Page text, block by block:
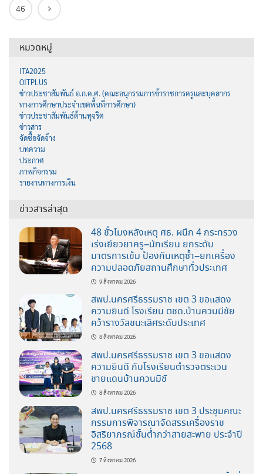
46
หมวดหมู่
ITA2025
OITPLUS
ข่าวประชาสัมพันธ์ อ.ก.ค.ศ. (คณะอนุกรรมการข้าราชการครูและบุคลากร
ทางการศึกษาประจำเขตพื้นที่การศึกษา)
ข่าวประชาสัมพันธ์ต้านทุจริต
ข่าวสาร
จัดซื้อจัดจ้าง
บทความ
ประกาศ
ภาพกิจกรรม
รายงานทางการเงิน
ข่าวสารล่าสุด
48 ชั่วโมงหลังเหตุ ศธ. ผนึก 4 กระทรวง
เร่งเยียวยาครู–นักเรียน ยกระดับ
มาตรการเข้ม ป้องกันเหตุซ้ำ–ยกเครื่อง
ความปลอดภัยสถานศึกษาทั่วประเทศ
9 สิงหาคม 2026
สพป.นครศรีธรรมราช เขต 3 ขอแสดง
ความยินดี โรงเรียน ตชด.บ้านควนมีชัย
คว้ารางวัลชนะเลิศระดับประเทศ
8 สิงหาคม 2026
สพป.นครศรีธรรมราช เขต 3 ขอแสดง
ความยินดี กับโรงเรียนตำรวจตระเวน
ชายแดนบ้านควนมีชั
8 สิงหาคม 2026
สพป.นครศรีธรรมราช เขต 3 ประชุมคณะ
กรรมการพิจารณาจัดสรรเครื่องราช
อิสริยาภรณ์ชั้นต่ำกว่าสายสะพาย ประจำปี
2568
7 สิงหาคม 2026